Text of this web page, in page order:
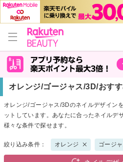
オレンジ/ゴージャス/3D/おす
オレンジ/ゴージャス/3Dのネイルデザイン
ットしています。あなたに合ったネイルデ
様々な条件で探せます。
絞り込み条件： オレンジ ゴージャ